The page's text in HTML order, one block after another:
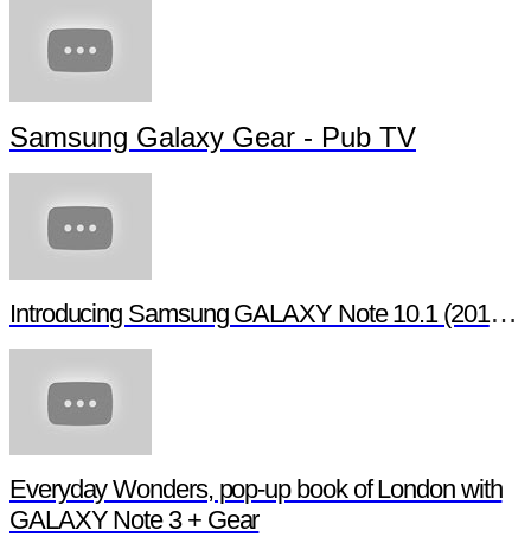
Samsung Galaxy Gear - Pub TV
Introducing Samsung GALAXY Note 10.1 (2014 Edition)
Everyday Wonders, pop-up book of London with
GALAXY Note 3 + Gear